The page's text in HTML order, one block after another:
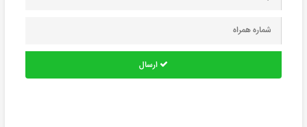
ارسال